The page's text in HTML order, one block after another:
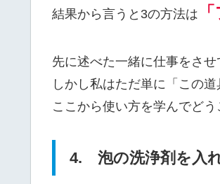
結果から言うと3の方法は
先に述べた一緒に仕事をさ
しかし私はただ単に「この
ここから使い方を学んでど
4. 泡の洗浄剤を入